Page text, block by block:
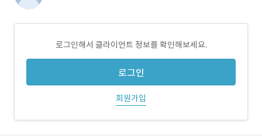
로그인해서 클라이언트 정보를 확인해보세요.
로그인
회원가입